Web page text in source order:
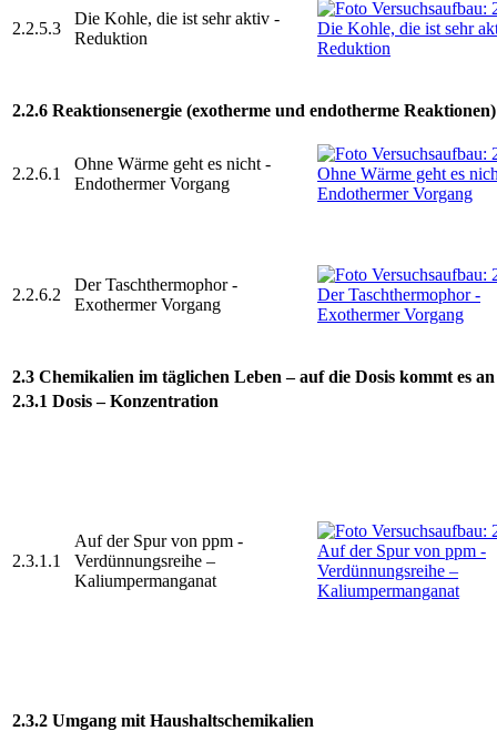
2.2.5.3
Die Kohle, die ist sehr aktiv -
Reduktion
2.2.6 Reaktionsenergie (exotherme und endotherme Reaktionen)
2.2.6.1
Ohne Wärme geht es nicht -
Endothermer Vorgang
2.2.6.2
Der Taschthermophor -
Exothermer Vorgang
2.3 Chemikalien im täglichen Leben – auf die Dosis kommt es an
2.3.1 Dosis – Konzentration
2.3.1.1
Auf der Spur von ppm -
Verdünnungsreihe –
Kaliumpermanganat
2.3.2 Umgang mit Haushaltschemikalien